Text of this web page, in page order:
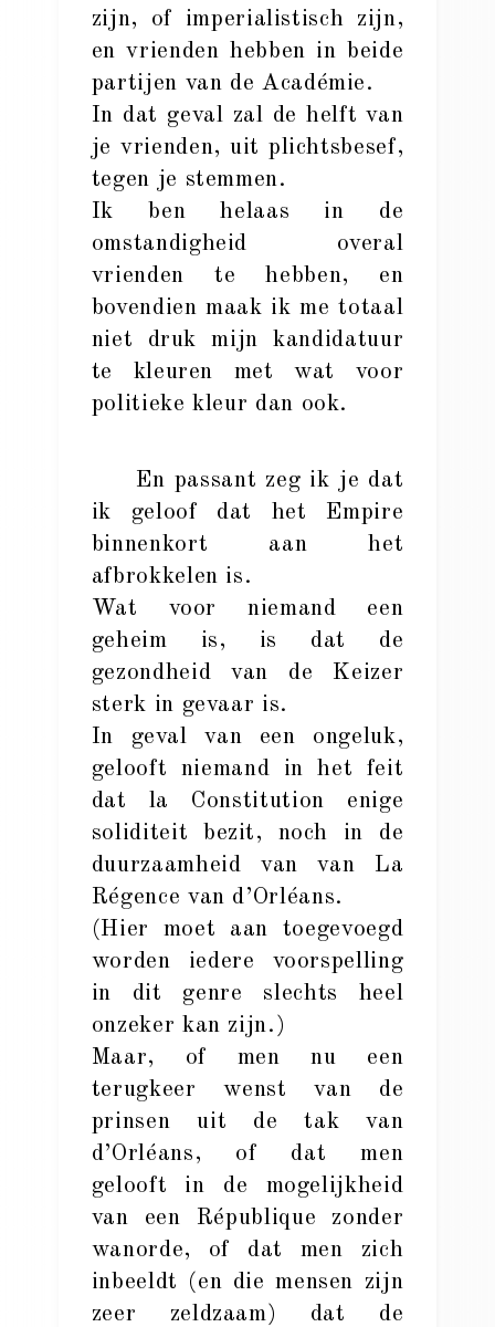
zijn, of imperialistisch zijn,
en vrienden hebben in beide
partijen van de Académie.
In dat geval zal de helft van
je vrienden, uit plichtsbesef,
tegen je stemmen.
Ik ben helaas in de
omstandigheid overal
vrienden te hebben, en
bovendien maak ik me totaal
niet druk mijn kandidatuur
te kleuren met wat voor
politieke kleur dan ook.
En passant zeg ik je dat
ik geloof dat het Empire
binnenkort aan het
afbrokkelen is.
Wat voor niemand een
geheim is, is dat de
gezondheid van de Keizer
sterk in gevaar is.
In geval van een ongeluk,
gelooft niemand in het feit
dat la Constitution enige
soliditeit bezit, noch in de
duurzaamheid van van La
Régence van d’Orléans.
(Hier moet aan toegevoegd
worden iedere voorspelling
in dit genre slechts heel
onzeker kan zijn.)
Maar, of men nu een
terugkeer wenst van de
prinsen uit de tak van
d’Orléans, of dat men
gelooft in de mogelijkheid
van een République zonder
wanorde, of dat men zich
inbeeldt (en die mensen zijn
zeer zeldzaam) dat de